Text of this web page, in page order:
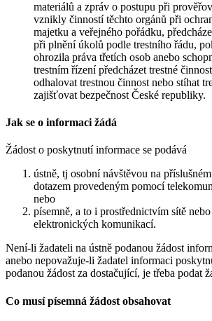
materiálů a zpráv o postupu při
vznikly činností těchto orgánů při
majetku a veřejného pořádku,
při plnění úkolů podle trestního řádu,
ohrozila práva třetích osob anebo
trestním řízení předcházet trestné
odhalovat trestnou činnost nebo stíhat
zajišťovat bezpečnost České republiky.
Jak se o informaci žádá
Žádost o poskytnutí informace se podává
ústně, tj osobní návštěvou na
dotazem provedeným pomocí
nebo
písemně, a to i prostřednictvím sítě
elektronických komunikací.
Není-li žadateli na ústně podanou žádost
anebo nepovažuje-li žadatel informaci
podanou žádost za dostačující, je třeba podat
Co musí písemná žádost obsahovat